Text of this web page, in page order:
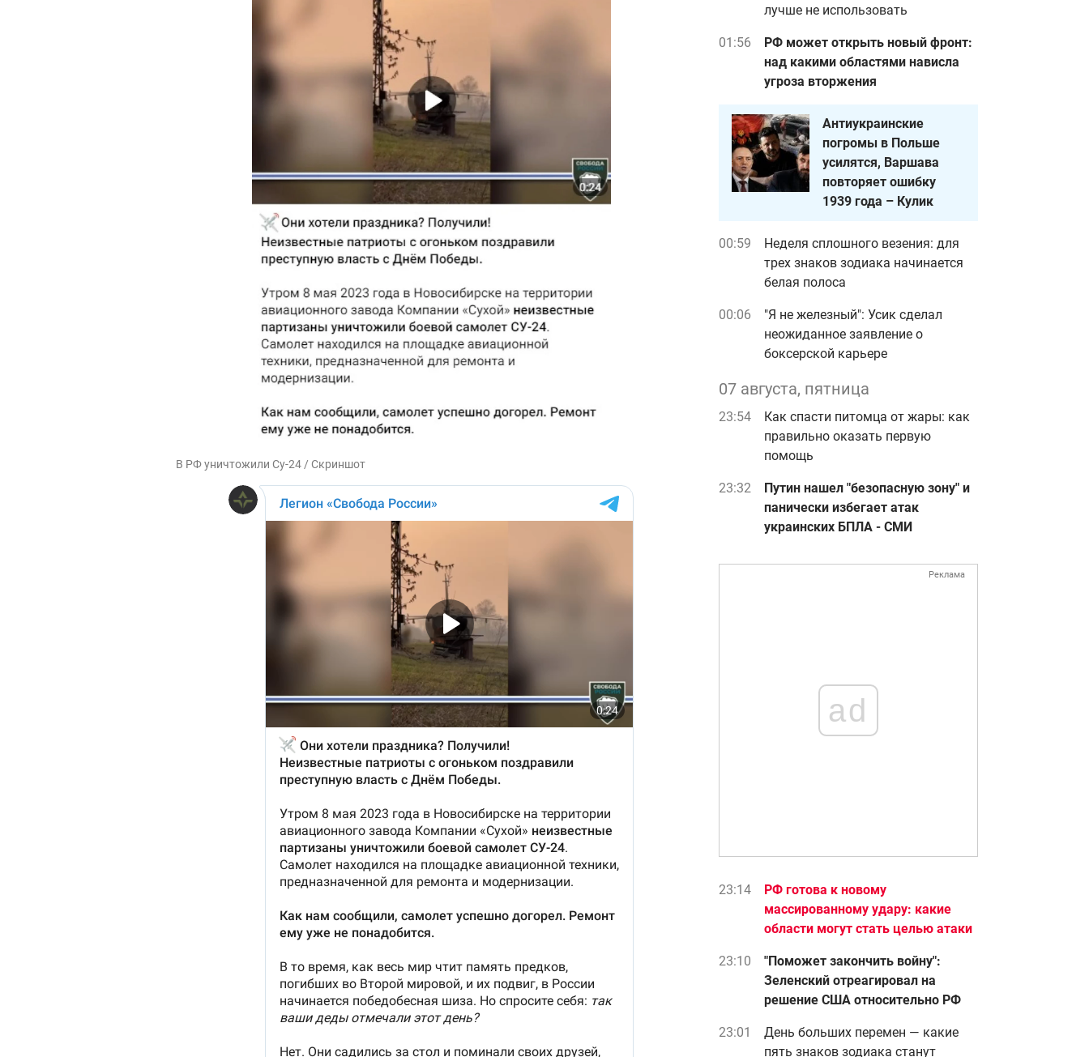
В РФ уничтожили Су-24 / Скриншот
лучше не использовать
01:56
РФ может открыть новый фронт:
над какими областями нависла
угроза вторжения
Антиукраинские
погромы в Польше
усилятся, Варшава
повторяет ошибку
1939 года – Кулик
00:59
Неделя сплошного везения: для
трех знаков зодиака начинается
белая полоса
00:06
"Я не железный": Усик сделал
неожиданное заявление о
боксерской карьере
07 августа, пятница
23:54
Как спасти питомца от жары: как
правильно оказать первую
помощь
23:32
Путин нашел "безопасную зону" и
панически избегает атак
украинских БПЛА - СМИ
Реклама
ad
23:14
РФ готова к новому
массированному удару: какие
области могут стать целью атаки
23:10
"Поможет закончить войну":
Зеленский отреагировал на
решение США относительно РФ
23:01
День больших перемен — какие
пять знаков зодиака станут